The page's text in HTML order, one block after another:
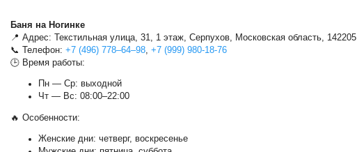
Баня на Ногинке
📍 Адрес: Текстильная улица, 31, 1 этаж, Серпухов, Московская область, 142205
📞 Телефон: +7 (496) 778‒64‒98 +7 (999) 980-18-76
🕒 Время работы:
Пн — Ср: выходной
Чт — Вс: 08:00–22:00
🔥 Особенности:
Женские дни: четверг, воскресенье